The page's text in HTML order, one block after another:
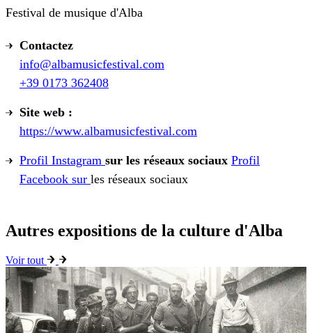
Festival de musique d'Alba
Contactez
info@albamusicfestival.com
+39 0173 362408
Site web :
https://www.albamusicfestival.com
Profil Instagram sur les réseaux sociaux Profil
Facebook sur les réseaux sociaux
Autres expositions de la culture d'Alba
Voir tout